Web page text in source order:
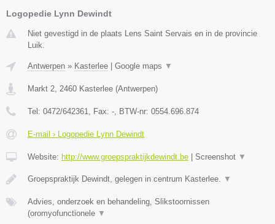
Logopedie Lynn Dewindt
Niet gevestigd in de plaats Lens Saint Servais en in de provincie
Luik.
Antwerpen » Kasterlee Google maps ▼
Markt 2, 2460 Kasterlee (Antwerpen)
Tel: 0472/642361, Fax: -, BTW-nr: 0554.696.874
E-mail › Logopedie Lynn Dewindt
Website: http://www.groepspraktijkdewindt.be Screenshot ▼
Groepspraktijk Dewindt, gelegen in centrum Kasterlee. ▼
Advies, onderzoek en behandeling, Slikstoornissen
(oromyofunctionele ▼